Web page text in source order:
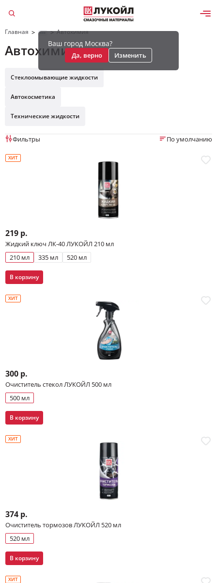
Ваш город Москва?
Да, верно Изменить
Главная > > Автохимия
Автохимия
Стеклоомывающие жидкости
Автокосметика
Технические жидкости
Фильтры По умолчанию
ХИТ
219 р.
Жидкий ключ ЛК-40 ЛУКОЙЛ 210 мл
210 мл
335 мл 520 мл
В корзину
ХИТ
300 р.
Очиститель стекол ЛУКОЙЛ 500 мл
500 мл
В корзину
ХИТ
374 р.
Очиститель тормозов ЛУКОЙЛ 520 мл
520 мл
В корзину
ХИТ